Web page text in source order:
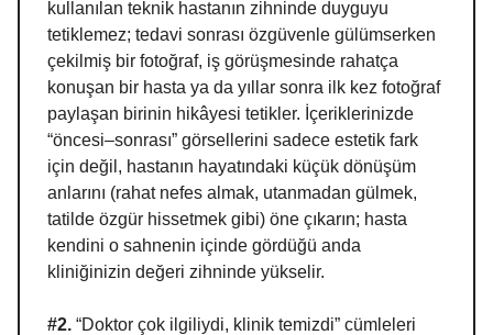
kullanılan teknik hastanın zihninde duyguyu
tetiklemez; tedavi sonrası özgüvenle gülümserken
çekilmiş bir fotoğraf, iş görüşmesinde rahatça
konuşan bir hasta ya da yıllar sonra ilk kez fotoğraf
paylaşan birinin hikâyesi tetikler. İçeriklerinizde
“öncesi–sonrası” görsellerini sadece estetik fark
için değil, hastanın hayatındaki küçük dönüşüm
anlarını (rahat nefes almak, utanmadan gülmek,
tatilde özgür hissetmek gibi) öne çıkarın; hasta
kendini o sahnenin içinde gördüğü anda
kliniğinizin değeri zihninde yükselir.
#2. “Doktor çok ilgiliydi, klinik temizdi” cümleleri